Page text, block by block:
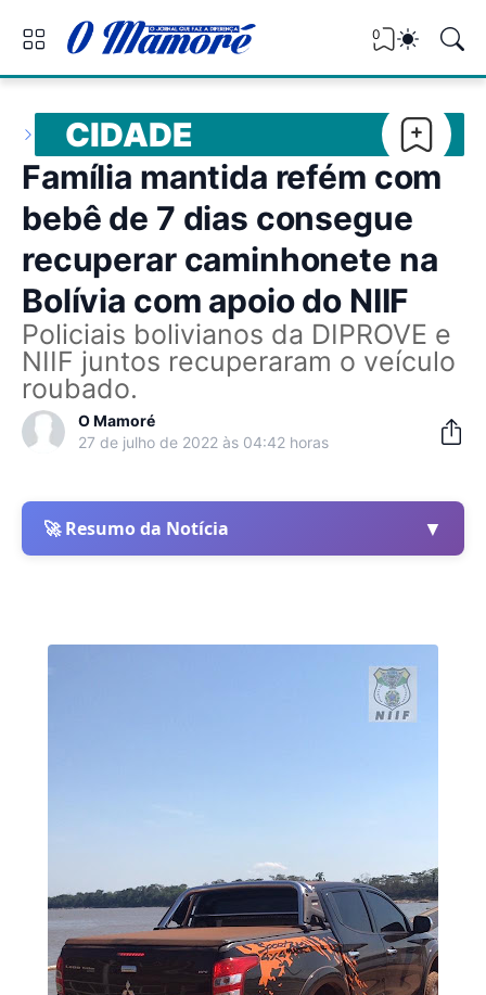
0
CIDADE
Família mantida refém com
bebê de 7 dias consegue
recuperar caminhonete na
Bolívia com apoio do NIIF
Policiais bolivianos da DIPROVE e
NIIF juntos recuperaram o veículo
roubado.
O Mamoré
27 de julho de 2022 às 04:42 horas
🚀 Resumo da Notícia ▼